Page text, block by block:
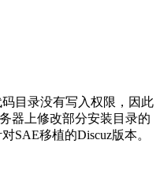
目录没有写入权限，因此
器上修改部分安装目录的
SAE移植的Discuz版本。